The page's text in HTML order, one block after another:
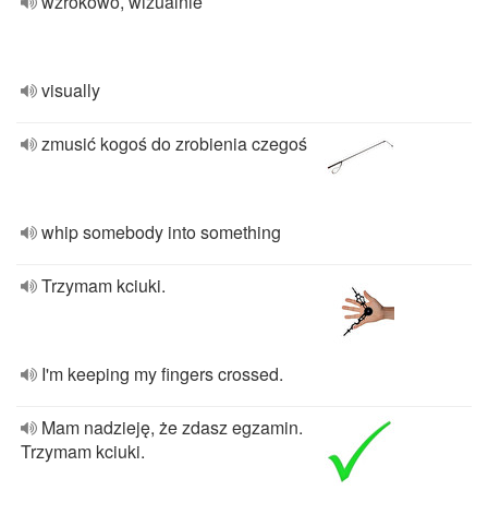
visually
zmusić kogoś do zrobienia czegoś
whip somebody into something
Trzymam kciuki.
I'm keeping my fingers crossed.
Mam nadzieję, że zdasz egzamin.
Trzymam kciuki.